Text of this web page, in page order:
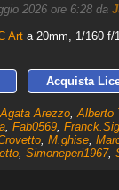
2026 ore 6:28 da
Arta 20mm, 1/160 f/
Acquista
Agata Arezzo,Alberto
, Fab0569,
, M.ghise,
, Simoneperi1967,